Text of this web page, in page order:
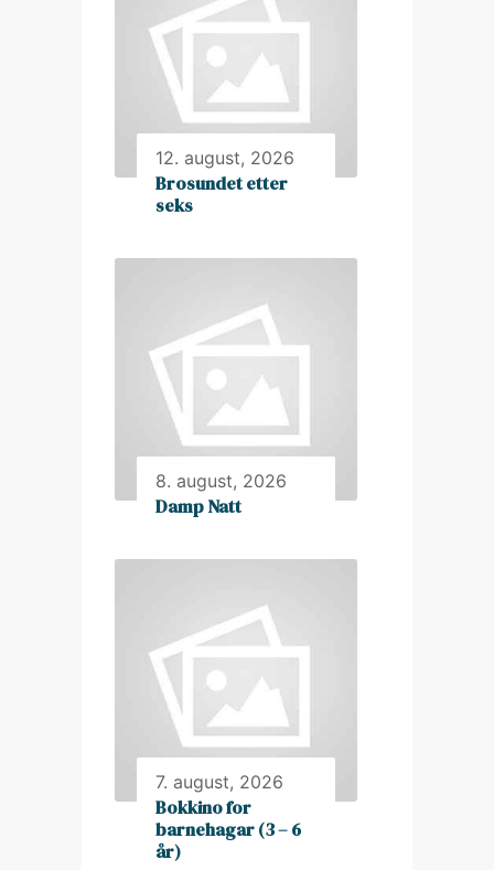
12. august, 2026
Brosundet etter
seks
8. august, 2026
Damp Natt
7. august, 2026
Bokkino for
barnehagar (3 – 6
år)